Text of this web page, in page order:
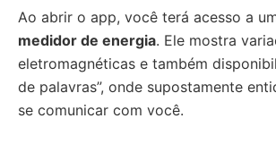
Ao abrir o app, você terá acesso a
medidor de energia. Ele mostra
eletromagnéticas e também
de palavras”, onde supostamente
se comunicar com você.